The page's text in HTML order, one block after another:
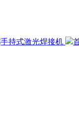
手持式激光焊接机